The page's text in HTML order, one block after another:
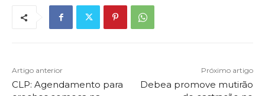
Artigo anterior
CLP: Agendamento para
Próximo artigo
Debea promove mutirão